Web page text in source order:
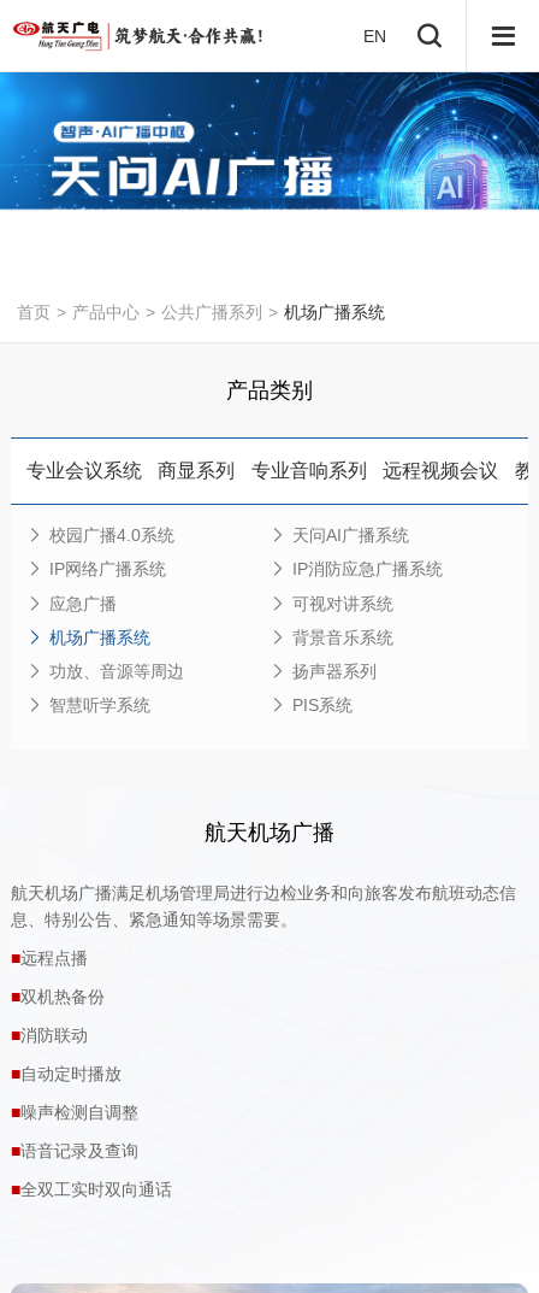
EN
首页 > 产品中心 > 公共广播系列 > 机场广播系统
产品类别
专业会议系统 商显系列 专业音响系列 远程视频会议 教
校园广播4.0系统
天问AI广播系统
IP网络广播系统
IP消防应急广播系统
应急广播
可视对讲系统
机场广播系统
背景音乐系统
功放、音源等周边
扬声器系列
智慧听学系统
PIS系统
航天机场广播
航天机场广播满足机场管理局进行边检业务和向旅客发布航班动态信
息、特别公告、紧急通知等场景需要。
■远程点播
■双机热备份
■消防联动
■自动定时播放
■噪声检测自调整
■语音记录及查询
■全双工实时双向通话